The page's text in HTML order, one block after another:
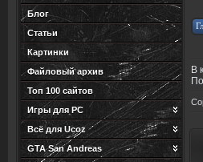
Блог
Статьи
Картинки
Файловый архив
Топ 100 сайтов
Игры для PC
Всё для Ucoz
GTA San Andreas
В